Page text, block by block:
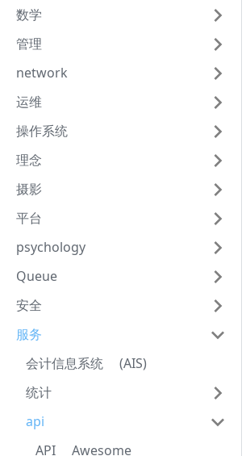
数学
管理
network
运维
操作系统
理念
摄影
平台
psychology
Queue
安全
服务
会计信息系统 (AIS)
统计
api
API Awesome